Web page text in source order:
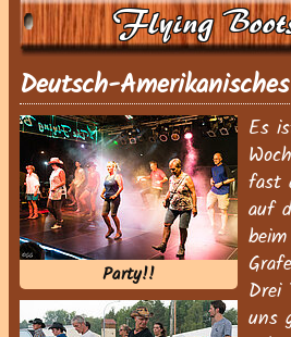
Flying
Deutsch-
Party!!
Es
fast
auf
Drei
uns